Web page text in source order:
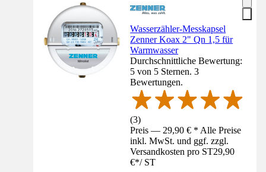
Wasserzähler-Messkapsel
Zenner Koax 2" Qn 1,5 für
Warmwasser
Durchschnittliche Bewertung:
5 von 5 Sternen. 3
Bewertungen.
(3)
Preis — 29,90 € * Alle Preise
inkl. MwSt. und ggf. zzgl.
Versandkosten pro ST29,90
€*/ ST